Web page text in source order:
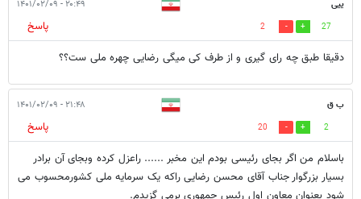
ییی ۲۰:۴۹ - ۱۴۰۱/۰۲/۰۹
27
2
پاسخ
دقیقا طبق چه رای گیری و از طرف کی میگی رضایی چهره ملی ست؟؟
ب ق ۲۱:۴۸ - ۱۴۰۱/۰۲/۰۹
2
20
پاسخ
باسلام من اگر بجای رئیسی بودم این مخبر ...... راعزل کرده وبجای آن برادر
بسیار بزرگوار جناب آقای محسن رضایی راکه یک سرمایه ملی کشورمحسوب می